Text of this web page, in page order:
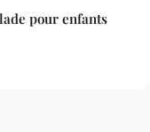
pour enfants